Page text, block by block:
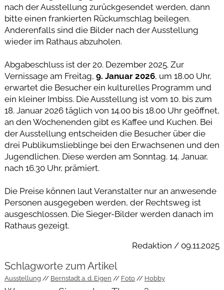
nach der Ausstellung zurückgesendet werden, dann
bitte einen frankierten Rückumschlag beilegen.
Anderenfalls sind die Bilder nach der Ausstellung
wieder im Rathaus abzuholen.
Abgabeschluss ist der 20. Dezember 2025. Zur
Vernissage am Freitag, 9. Januar 2026, um 18.00 Uhr,
erwartet die Besucher ein kulturelles Programm und
ein kleiner Imbiss. Die Ausstellung ist vom 10. bis zum
18. Januar 2026 täglich von 14.00 bis 18.00 Uhr geöffnet,
an den Wochenenden gibt es Kaffee und Kuchen. Bei
der Ausstellung entscheiden die Besucher über die
drei Publikumslieblinge bei den Erwachsenen und den
Jugendlichen. Diese werden am Sonntag. 14. Januar,
nach 16.30 Uhr, prämiert.
Die Preise können laut Veranstalter nur an anwesende
Personen ausgegeben werden, der Rechtsweg ist
ausgeschlossen. Die Sieger-Bilder werden danach im
Rathaus gezeigt.
Redaktion / 09.11.2025
Schlagworte zum Artikel
Ausstellung Bernstadt a. d. Eigen Foto Hobby